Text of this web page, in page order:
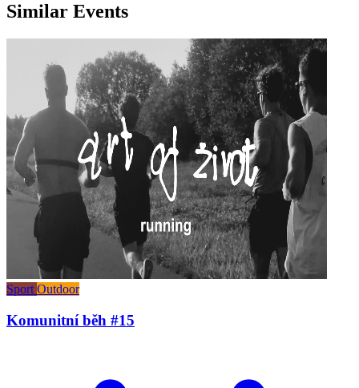
Similar Events
Sport Outdoor
Komunitní běh #15